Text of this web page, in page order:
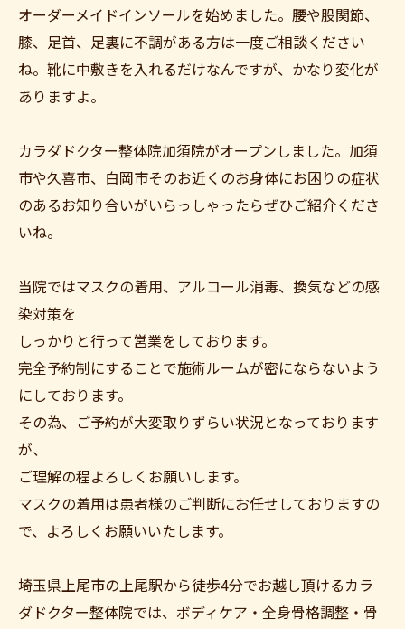
オーダーメイドインソールを始めました。腰や股関節、
膝、足首、足裏に不調がある方は一度ご相談ください
ね。靴に中敷きを入れるだけなんですが、かなり変化が
ありますよ。
カラダドクター整体院加須院がオープンしました。加須
市や久喜市、白岡市そのお近くのお身体にお困りの症状
のあるお知り合いがいらっしゃったらぜひご紹介くださ
いね。
当院ではマスクの着用、アルコール消毒、換気などの感
染対策を
しっかりと行って営業をしております。
完全予約制にすることで施術ルームが密にならないよう
にしております。
その為、ご予約が大変取りずらい状況となっております
が、
ご理解の程よろしくお願いします。
マスクの着用は患者様のご判断にお任せしておりますの
で、よろしくお願いいたします。
埼玉県上尾市の上尾駅から徒歩4分でお越し頂けるカラ
ダドクター整体院では、ボディケア・全身骨格調整・骨